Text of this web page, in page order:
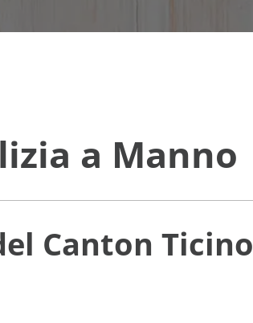
a Manno
Canton Ticino